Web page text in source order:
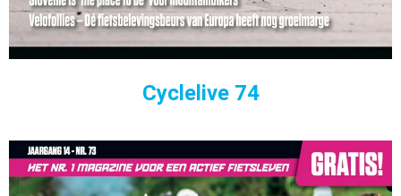
Cyclelive 74